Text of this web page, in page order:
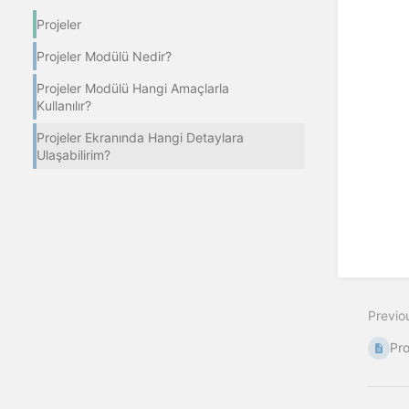
Projeler
Projeler Modülü Nedir?
Projeler Modülü Hangi Amaçlarla
Kullanılır?
Projeler Ekranında Hangi Detaylara
Ulaşabilirim?